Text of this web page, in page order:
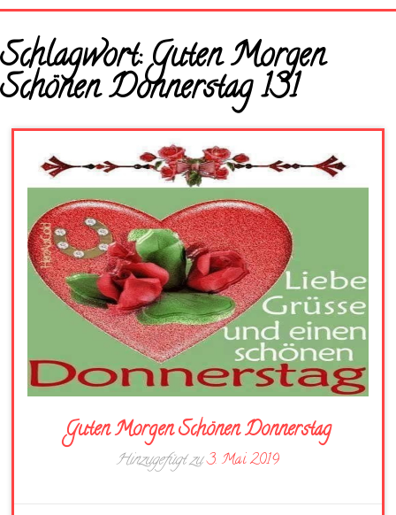
Startseite
Neue Bilder
Schlagwort:Guten Morgen
Schönen Donnerstag 131
Guten Morgen Schönen Donnerstag
Hinzugefügt zu3. Mai 2019